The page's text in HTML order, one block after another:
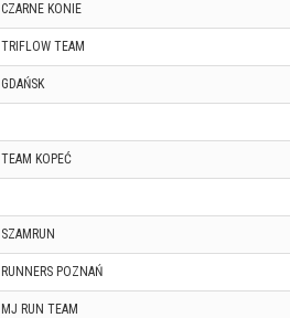
CZARNE KONIE
TRIFLOW TEAM
GDAŃSK
TEAM KOPEĆ
SZAMRUN
RUNNERS POZNAŃ
MJ RUN TEAM